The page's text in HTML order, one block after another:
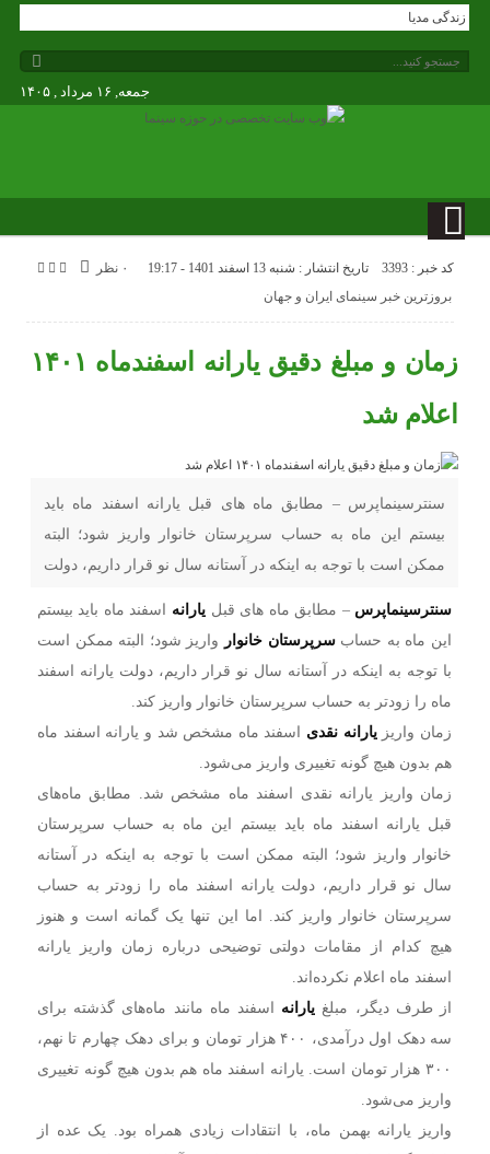
افسانه زندگی مدیا
جمعه, ۱۶ مرداد , ۱۴۰۵
کد خبر : 3393 تاریخ انتشار : شنبه 13 اسفند 1401 - 19:17
۰ نظر
بروزترین خبر سینمای ایران و جهان
زمان و مبلغ دقیق یارانه اسفندماه ۱۴۰۱
اعلام شد
سنترسینماپرس – مطابق ماه های قبل یارانه اسفند ماه باید
بیستم این ماه به حساب سرپرستان خانوار واریز شود؛ البته
ممکن است با توجه به اینکه در آستانه سال نو قرار داریم، دولت
سنترسینماپرس – مطابق ماه های قبل یارانه اسفند ماه باید بیستم
این ماه به حسابسرپرستان خانوار
واریز شود؛ البته ممکن است
با توجه به اینکه در آستانه سال نو قرار داریم، دولت یارانه اسفند
ماه را زودتر به حساب سرپرستان خانوار واریز کند.
زمان واریزیارانه نقدی اسفند ماه مشخص شد و یارانه اسفند ماه
هم بدون هیچ گونه تغییری واریز می‌شود.
زمان واریز یارانه نقدی اسفند ماه مشخص شد. مطابق ماه‌های
قبل یارانه اسفند ماه باید بیستم این ماه به حساب سرپرستان
خانوار واریز شود؛ البته ممکن است با توجه به اینکه در آستانه
سال نو قرار داریم، دولت یارانه اسفند ماه را زودتر به حساب
سرپرستان خانوار واریز کند. اما این تنها یک گمانه است و هنوز
هیچ کدام از مقامات دولتی توضیحی درباره زمان واریز یارانه
اسفند ماه اعلام نکرده‌اند.
از طرف دیگر، مبلغ یارانه اسفند ماه مانند ماه‌های گذشته برای
سه دهک اول درآمدی، ۴۰۰ هزار تومان و برای دهک چهارم تا نهم،
۳۰۰ هزار تومان است. یارانه اسفند ماه هم بدون هیچ گونه تغییری
واریز می‌شود.
واریز یارانه بهمن ماه، با انتقادات زیادی همراه بود. یک عده از